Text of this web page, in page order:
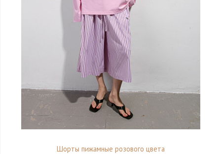
Шорты пижамные розового цвета